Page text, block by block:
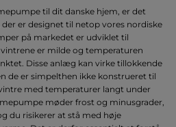
til dit danske hjem, er det
er designet til netop vores nordiske
på markedet er udviklet til
er milde og temperaturen
Disse anlæg kan virke tillokkende
de er simpelthen ikke konstrueret til
med temperaturer langt under
møder frost og minusgrader,
du risikerer at stå med høje